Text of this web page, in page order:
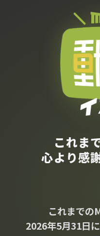
これま
心より感
これまでの
2026年5月31日